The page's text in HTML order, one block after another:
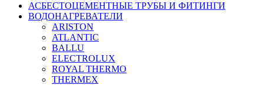
АСБЕСТОЦЕМЕНТНЫЕ ТРУБЫ И ФИТИНГИ
ВОДОНАГРЕВАТЕЛИ
ARISTON
ATLANTIC
BALLU
ELECTROLUX
ROYAL THERMO
THERMEX